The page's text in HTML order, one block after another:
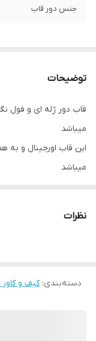
جنس دور قاب
توضیحات
قاب دور ژله ای و فول
میباشد
این قاب اورجینال و به
میباشد
نظرات
دسته‌بندی:کیف و